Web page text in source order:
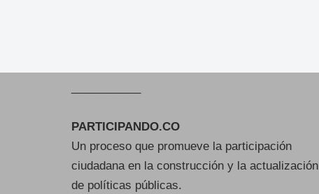
PARTICIPANDO.CO
Un proceso que promueve la participación
ciudadana en la construcción y la actualización
de políticas públicas.